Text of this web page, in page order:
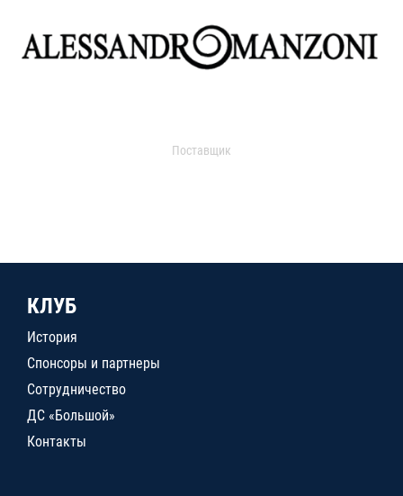
Поставщик
КЛУБ
История
Спонсоры и партнеры
Сотрудничество
ДС «Большой»
Контакты